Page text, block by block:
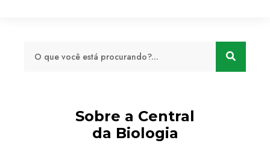
Sobre a Central
da Biologia